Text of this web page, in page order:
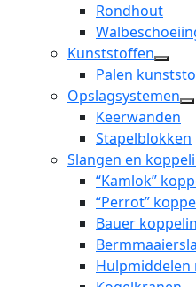
Rondhout
Kunststoffen
open
menu
Palen
Opslagsystemen
Keerwanden
Stapelblokken
Slangen en
“Kamlok”
“Perrot”
Bauer